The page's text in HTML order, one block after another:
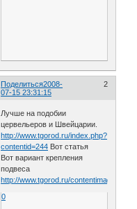
Поделиться 2
2008-
07-15 23:31:15
Лучше на подобии
цервельеров и Швейцарии.
http://www.tgorod.ru/index.php?
contentid=244 Вот статья
Вот вариант крепления
подвеса
http://www.tgorod.ru/contentimage//
0